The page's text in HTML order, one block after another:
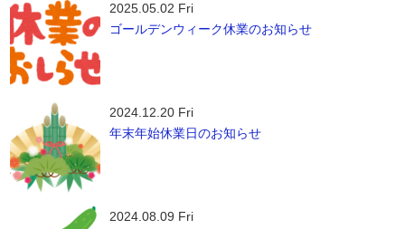
2025.05.02 Fri
ゴールデンウィーク休業のお知らせ
2024.12.20 Fri
年末年始休業日のお知らせ
2024.08.09 Fri